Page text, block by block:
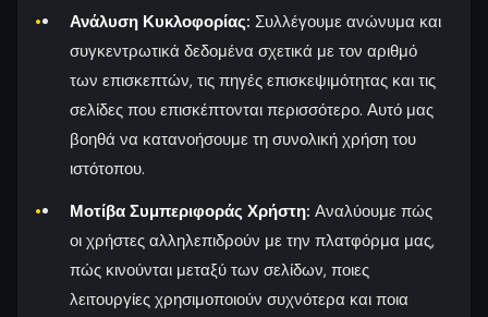
Ανάλυση Κυκλοφορίας: Συλλέγουμε ανώνυμα και
συγκεντρωτικά δεδομένα σχετικά με τον αριθμό
των επισκεπτών, τις πηγές επισκεψιμότητας και τις
σελίδες που επισκέπτονται περισσότερο. Αυτό μας
βοηθά να κατανοήσουμε τη συνολική χρήση του
ιστότοπου.
Μοτίβα Συμπεριφοράς Χρήστη: Αναλύουμε πώς
οι χρήστες αλληλεπιδρούν με την πλατφόρμα μας,
πώς κινούνται μεταξύ των σελίδων, ποιες
λειτουργίες χρησιμοποιούν συχνότερα και ποια